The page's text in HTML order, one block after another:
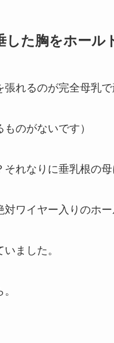
した胸をホール
れるのが完全母乳で
ものがないです）
れなりに垂乳根の母
ワイヤー入りのホー
ました。